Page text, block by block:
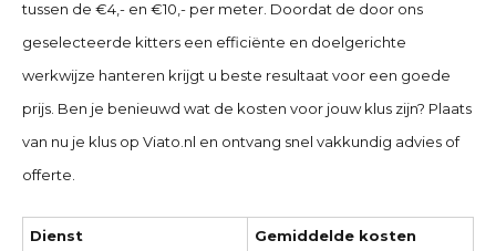
tussen de €4,- en €10,- per meter. Doordat de door ons
geselecteerde kitters een efficiënte en doelgerichte
werkwijze hanteren krijgt u beste resultaat voor een goede
prijs. Ben je benieuwd wat de kosten voor jouw klus zijn? Plaats
van nu je klus op Viato.nl en ontvang snel vakkundig advies of
offerte.
Dienst Gemiddelde kosten